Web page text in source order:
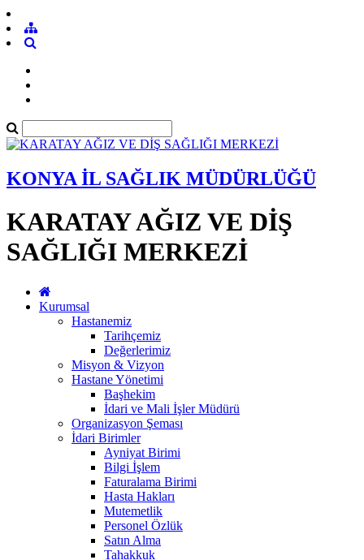
KONYA İL SAĞLIK MÜDÜRLÜĞÜ
KARATAY AĞIZ VE DİŞ
SAĞLIĞI MERKEZİ
Kurumsal
Hastanemiz
Tarihçemiz
Değerlerimiz
Misyon & Vizyon
Hastane Yönetimi
Başhekim
İdari ve Mali İşler Müdürü
Organizasyon Şeması
İdari Birimler
Ayniyat Birimi
Bilgi İşlem
Faturalama Birimi
Hasta Hakları
Mutemetlik
Personel Özlük
Satın Alma
Tahakkuk